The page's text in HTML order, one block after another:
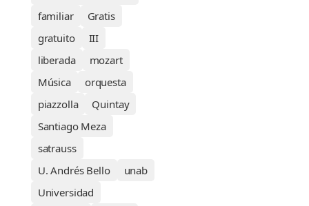
familiar
Gratis
gratuito
III
liberada
mozart
Música
orquesta
piazzolla
Quintay
Santiago Meza
satrauss
U. Andrés Bello
unab
Universidad